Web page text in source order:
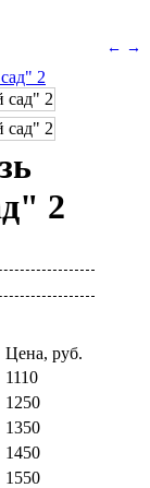
← →
2
Цена, руб.
1110
1250
1350
1450
1550